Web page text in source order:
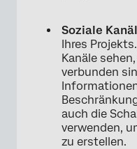
Soziale
Ihres
Kanäle
verbunden
auch die
verwenden,
zu erstellen.